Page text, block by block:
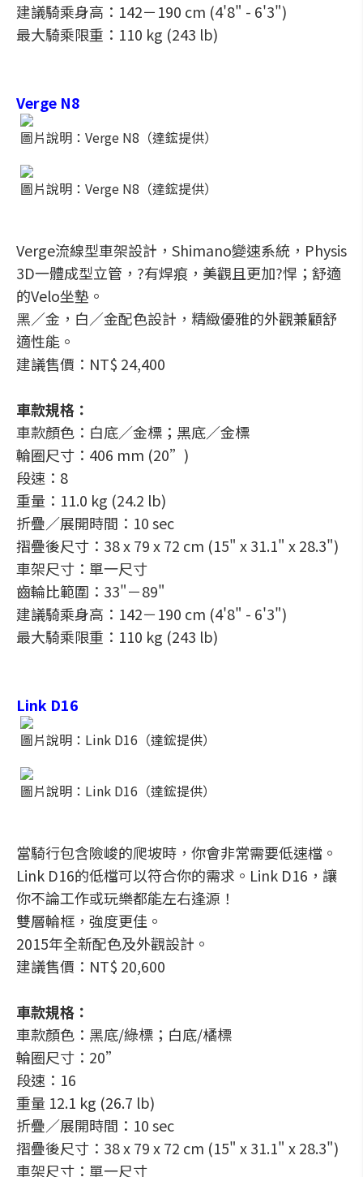
建議騎乘身高：142－190 cm (4'8" - 6'3")
最大騎乘限重：110 kg (243 lb)
Verge N8
圖片說明：Verge N8（達鋐提供）
圖片說明：Verge N8（達鋐提供）
Verge流線型車架設計，Shimano變速系統，Physis
3D一體成型立管，?有焊痕，美觀且更加?悍；舒適
的Velo坐墊。
黑／金，白／金配色設計，精緻優雅的外觀兼顧舒
適性能。
建議售價：NT$ 24,400
車款規格：
車款顏色：白底／金標；黑底／金標
輪圈尺寸：406 mm (20”)
段速：8
重量：11.0 kg (24.2 lb)
折疊／展開時間：10 sec
摺疊後尺寸：38 x 79 x 72 cm (15" x 31.1" x 28.3")
車架尺寸：單一尺寸
齒輪比範圍：33"－89"
建議騎乘身高：142－190 cm (4'8" - 6'3")
最大騎乘限重：110 kg (243 lb)
Link D16
圖片說明：Link D16（達鋐提供）
圖片說明：Link D16（達鋐提供）
當騎行包含險峻的爬坡時，你會非常需要低速檔。
Link D16的低檔可以符合你的需求。Link D16，讓
你不論工作或玩樂都能左右逢源！
雙層輪框，強度更佳。
2015年全新配色及外觀設計。
建議售價：NT$ 20,600
車款規格：
車款顏色：黑底/綠標；白底/橘標
輪圈尺寸：20”
段速：16
重量 12.1 kg (26.7 lb)
折疊／展開時間：10 sec
摺疊後尺寸：38 x 79 x 72 cm (15" x 31.1" x 28.3")
車架尺寸：單一尺寸